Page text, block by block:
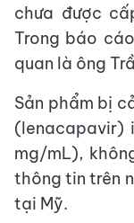
chưa được
Trong báo
quan là ông
Sản phẩm bị
(lenacapavir)
mg/mL),
thông tin trên
tại Mỹ.